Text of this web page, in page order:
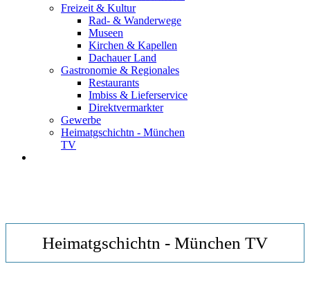
Freizeit & Kultur
Rad- & Wanderwege
Museen
Kirchen & Kapellen
Dachauer Land
Gastronomie & Regionales
Restaurants
Imbiss & Lieferservice
Direktvermarkter
Gewerbe
Heimatgschichtn - München
TV
Heimatgschichtn - München TV